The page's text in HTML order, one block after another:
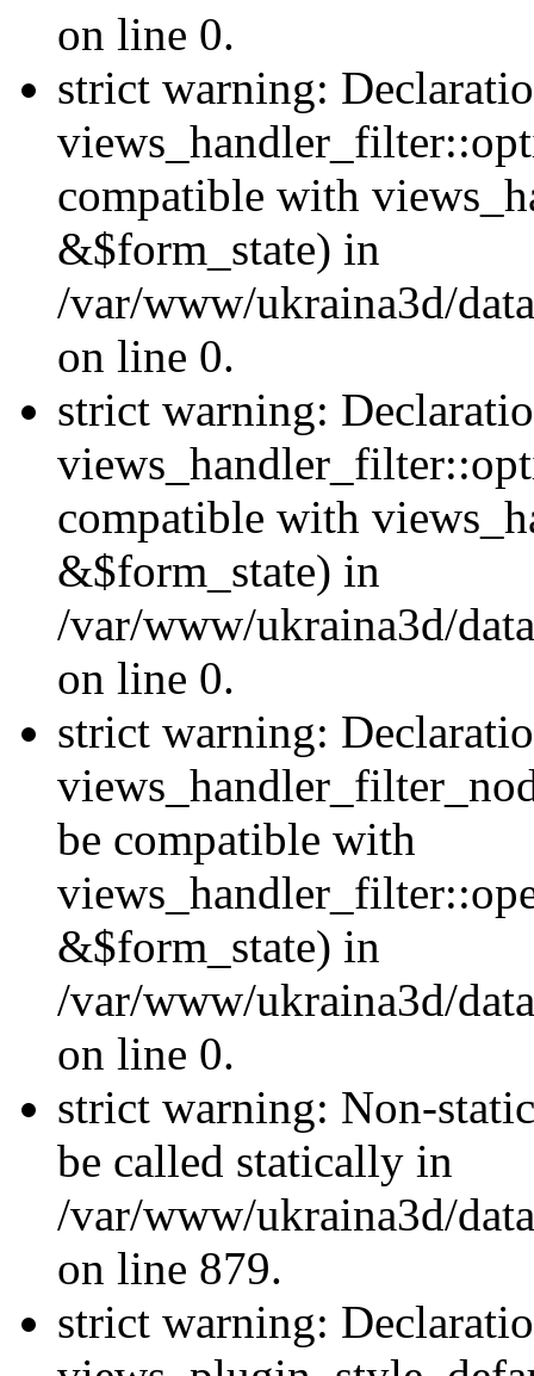
on line 0.
strict warning:
compatible with
&$form_state) in
/var/www/ukraina3d/
on line 0.
strict warning:
compatible with
&$form_state) in
/var/www/ukraina3d/
on line 0.
strict warning:
be compatible with
&$form_state) in
/var/www/ukraina3d/
on line 0.
strict warning: Non-
be called statically in
/var/www/ukraina3d/
on line 879.
strict warning: